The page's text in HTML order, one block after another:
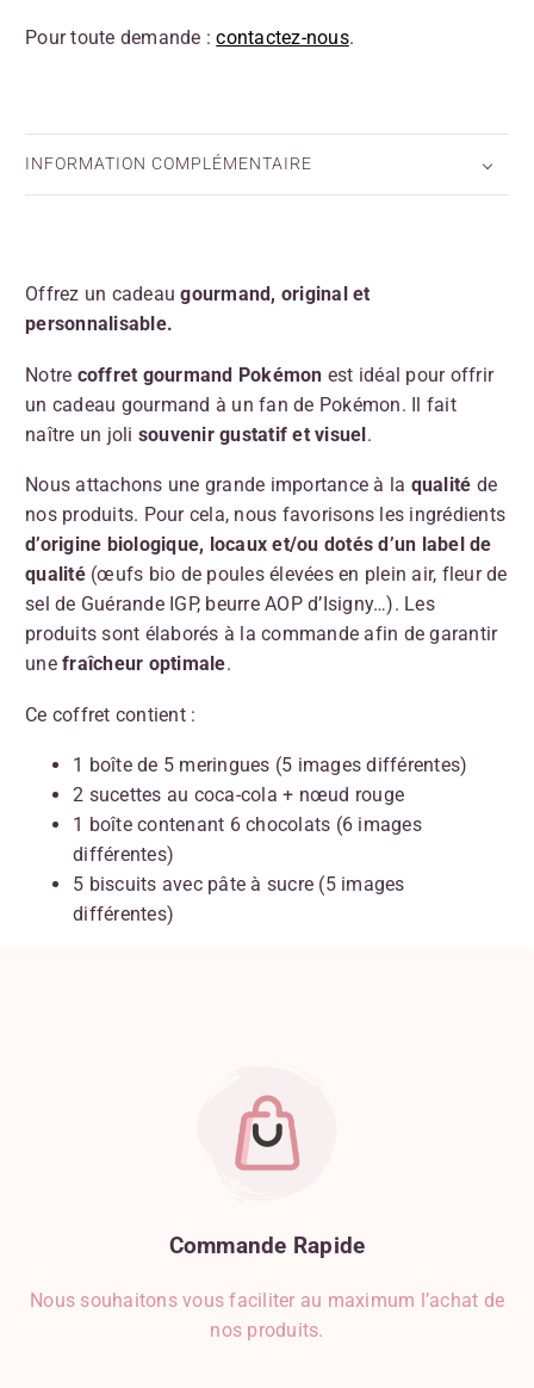
Pour toute demande :contactez-nous.
INFORMATION COMPLÉMENTAIRE
Offrez un cadeaugourmand, original et
personnalisable.
Notre coffret gourmand Pokémon est idéal pour offrir
un cadeau gourmand à un fan de Pokémon. Il fait
naître un joli souvenir gustatif et visuel.
Nous attachons une grande importance à la qualité de
nos produits. Pour cela, nous favorisons les ingrédients
d’origine biologique, locaux et/ou dotés d’un label de
qualité (œufs bio de poules élevées en plein air, fleur de
sel de Guérande IGP, beurre AOP d’Isigny…). Les
produits sont élaborés à la commande afin de garantir
une fraîcheur optimale.
Ce coffret contient :
1 boîte de 5 meringues (5 images différentes)
2 sucettes au coca-cola + nœud rouge
1 boîte contenant 6 chocolats (6 images
différentes)
5 biscuits avec pâte à sucre (5 images
différentes)
Commande Rapide
Nous souhaitons vous faciliter au maximum l’achat de
nos produits.